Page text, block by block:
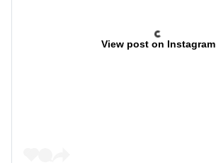
View post on Instagram